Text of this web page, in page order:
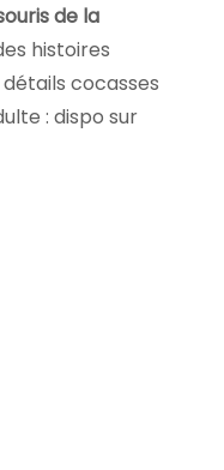
de la
histoires
cocasses
: dispo sur